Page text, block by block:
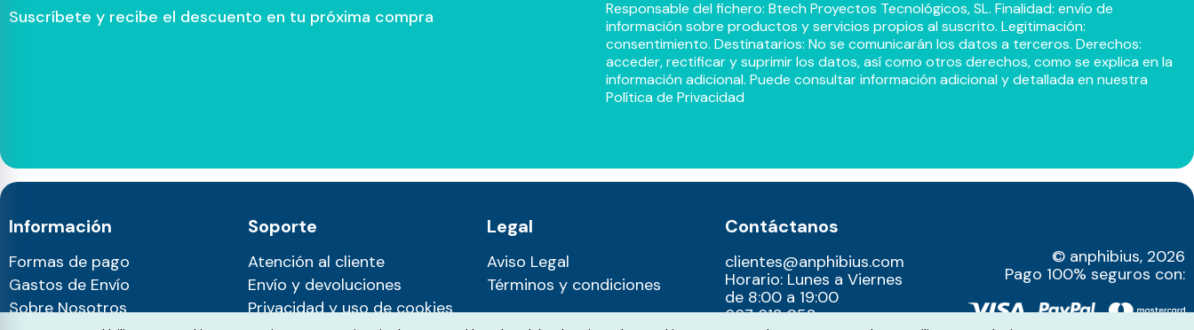
Suscríbete y recibe el descuento en tu próxima compra
Responsable del fichero: Btech Proyectos Tecnológicos, SL. Finalidad: envío de
información sobre productos y servicios propios al suscrito. Legitimación:
consentimiento. Destinatarios: No se comunicarán los datos a terceros. Derechos:
acceder, rectificar y suprimir los datos, así como otros derechos, como se explica en la
información adicional. Puede consultar información adicional y detallada en nuestra
Política de Privacidad
Información
Formas de pago
Gastos de Envío
Sobre Nosotros
Soporte
Atención al cliente
Envío y devoluciones
Privacidad y uso de cookies
Legal
Aviso Legal
Términos y condiciones
Contáctanos
clientes@anphibius.com
Horario: Lunes a Viernes
de 8:00 a 19:00
667 612 052​
© anphibius, 2026
Pago 100% seguros con: